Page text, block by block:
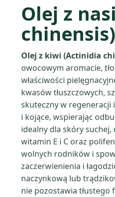
Olej z
Olej z kiwi (Actinidia
owocowym aromacie,
właściwości
kwasów tłuszczowych,
skuteczny w regeneracji
i kojące, wspierając
idealny dla skóry suchej,
witamin E i C oraz
wolnych rodników i
zaczerwienienia i
naczynkową lub
nie pozostawia tłustego